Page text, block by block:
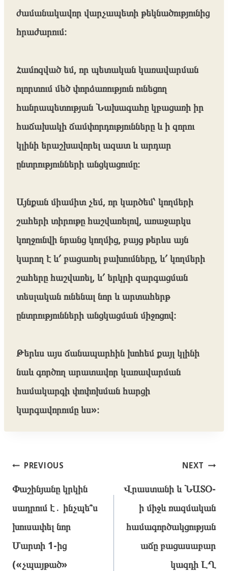
ժամանակավոր վարչապետի թեկնածությունից
հրաժարում։
Համոզված եմ, որ պետական կառավարման
ոլորտում մեծ փորձառություն ունեցող
հանրապետության Նախագահը կբացառի իր
հաճախակի ճամփորդությունները և ի զորու
կլինի երաշխավորել ազատ և արդար
ընտրությունների անցկացումը։
Այնքան միամիտ չեմ, որ կարծեմ՝ կողմերի
շահերի տիրութը հաշվառելով, առաջարկս
կողջունվի նրանց կողմից, բայց թերևս այն
կարող է և՛ բացառել բախումները, և՛ կողմերի
շահերը հաշվառել, և՛ երկրի զարգացման
տեսլական ունենալ նոր և արտահերթ
ընտրությունների անցկացման միջոցով։
Թերևս այս ճանապարհին խոհեմ քայլ կլինի
նաև գործող արատավոր կառավարման
համակարգի փոփոխման հարցի
կարգավորումը ևս»։
Post
PREVIOUS
Փաշինյանը կրկին
սադրում է․ ինչպե՞ս
խուսափել նոր
Մարտի 1-ից
(«չպայթած»
NEXT
Վրաստանի և ՆԱՏՕ-
ի միջև ռազմական
համագործակցության
աճը բացասաբար
կազդի ԼՂ